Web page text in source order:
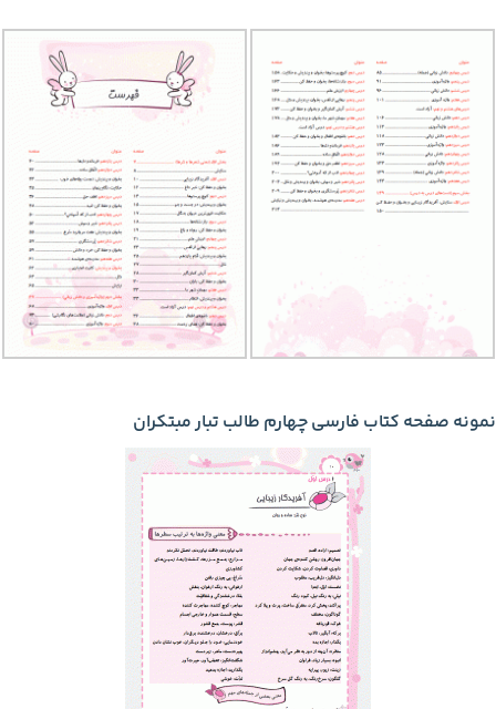
نمونه صفحه کتاب فارسی چهارم طالب تبار مبتکران